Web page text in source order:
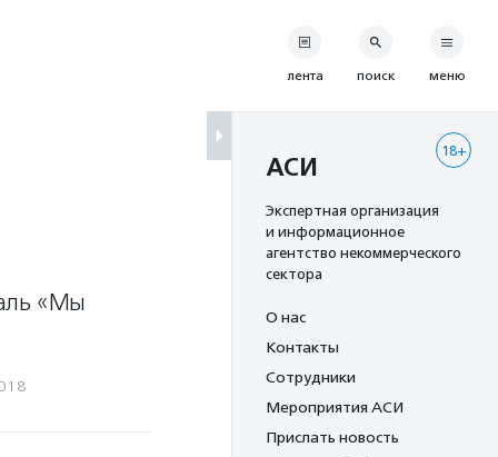
«Мы
лента поиск меню
18+
АСИ
Экспертная организация
и информационное
агентство некоммерческого
сектора
О нас
Контакты
Сотрудники
Мероприятия АСИ
Прислать новость